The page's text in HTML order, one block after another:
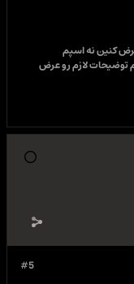
کنین نه اسپم
توضیحات لازم رو عرض
#5